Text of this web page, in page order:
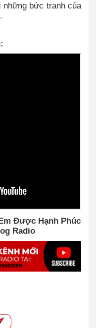
những bức tranh của
Được Hạnh Phúc
Radio